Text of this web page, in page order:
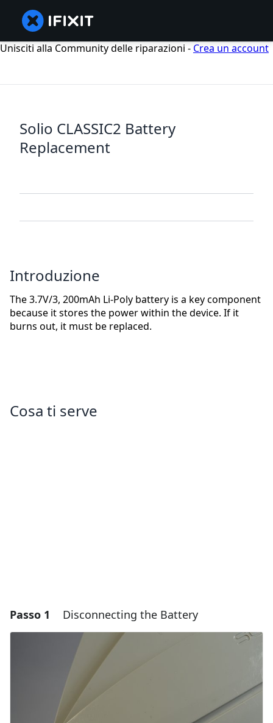
Unisciti alla Community delle riparazioni - Crea un account
Solio CLASSIC2 Battery
Replacement
Introduzione
The 3.7V/3, 200mAh Li-Poly battery is a key component
because it stores the power within the device. If it
burns out, it must be replaced.
Cosa ti serve
Passo 1 Disconnecting the Battery